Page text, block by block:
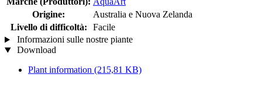
Origine:
Australia e Nuova Zelanda
Livello di difficoltà:
Facile
Informazioni sulle nostre piante
Download
Plant information (215,81 KB)